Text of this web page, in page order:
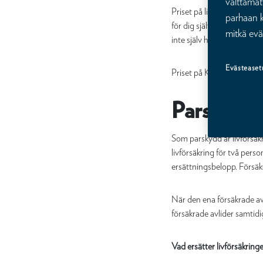
Priset på livförsäkringen
för dig själv, och också
inte själv hör till någon
Priset på Kalevas
Parskydd
Som parskydd är
livförsäkring för två
ersättningsbelopp.
När den ena försäkrade
försäkrade avlider
Vad ersätter
parhaan
mitkä